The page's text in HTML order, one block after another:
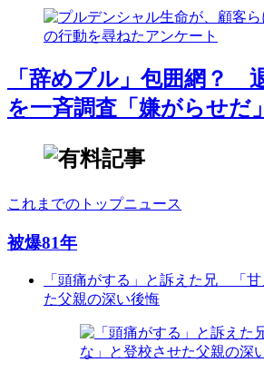
「辞めプル」包囲網？
を一斉調査「嫌がらせだ
これまでのトップニュース
被爆81年
「頭痛がする」と訴えた兄 「
た父親の深い後悔